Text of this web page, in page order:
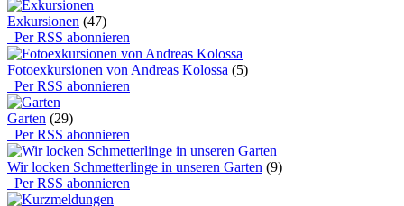
Exkursionen (47)
Per RSS abonnieren
Fotoexkursionen von Andreas Kolossa (5)
Per RSS abonnieren
Garten (29)
Per RSS abonnieren
Wir locken Schmetterlinge in unseren Garten (9)
Per RSS abonnieren